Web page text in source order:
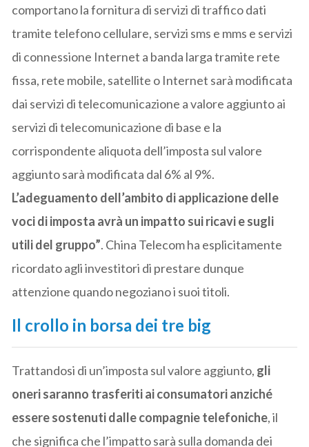
comportano la fornitura di servizi di traffico dati
tramite telefono cellulare, servizi sms e mms e servizi
di connessione Internet a banda larga tramite rete
fissa, rete mobile, satellite o Internet sarà modificata
dai servizi di telecomunicazione a valore aggiunto ai
servizi di telecomunicazione di base e la
corrispondente aliquota dell’imposta sul valore
aggiunto sarà modificata dal 6% al 9%.
L’adeguamento dell’ambito di applicazione delle
voci di imposta avrà un impatto sui ricavi e sugli
utili del gruppo”. China Telecom ha esplicitamente
ricordato agli investitori di prestare dunque
attenzione quando negoziano i suoi titoli.
Il crollo in borsa dei tre big
Trattandosi di un’imposta sul valore aggiunto, gli
oneri saranno trasferiti ai consumatori anziché
essere sostenuti dalle compagnie telefoniche, il
che significa che l’impatto sarà sulla domanda dei